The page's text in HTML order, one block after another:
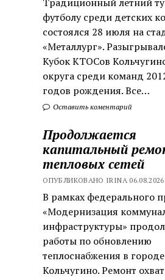
футболу среди детских
состоялся 28 июля на
«Металлург».
Кубок КТОСов
округа среди команд
годов рождения. Все…
Оставить коментарий
Продолжается
капитальный
тепловых сетей
ОПУБЛИКОВАНО IRINA 06.08.2026
В рамках федерального
«Модернизация
инфраструктуры»
работы по обновлению
теплоснабжения в городе
Кольчугино. Ремонт